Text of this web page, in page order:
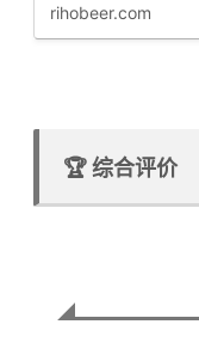
rihobeer.com
🏆 综合评价